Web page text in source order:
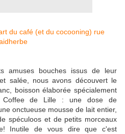
amuses bouches issus de leur
salée, nous avons découvert le
boisson élaborée spécialement
Coffee de Lille : une dose de
onctueuse mousse de lait entier,
spéculoos et de petits morceaux
Inutile de vous dire que c'est